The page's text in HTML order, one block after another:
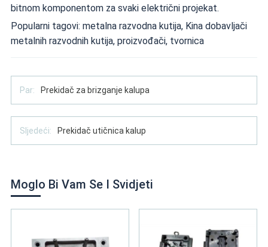
bitnom komponentom za svaki električni projekat.
Popularni tagovi: metalna razvodna kutija, Kina dobavljači
metalnih razvodnih kutija, proizvođači, tvornica
Par: Prekidač za brizganje kalupa
Sljedeći: Prekidač utičnica kalup
Moglo Bi Vam Se I Svidjeti